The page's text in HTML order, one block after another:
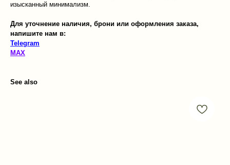
изысканный минимализм.
Для уточнение наличия, брони или оформления заказа,
напишите нам в:
Telegram
MAX
See also